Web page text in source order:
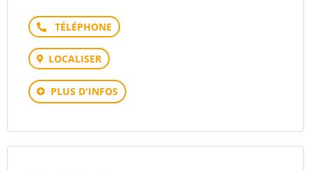
Téléphone
LOCALISER
PLUS D'INFOS